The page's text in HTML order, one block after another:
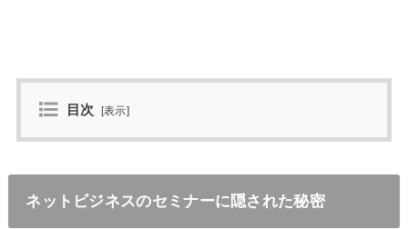
目次 [表示]
ネットビジネスのセミナーに隠された秘密